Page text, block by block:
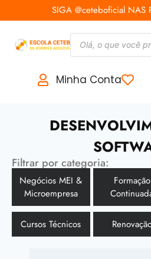
SIGA @ceteboficial NAS
Minha Conta
Filtrar por categoria:
Negócios MEI &
Microempresa
Formação
Cursos Técnicos